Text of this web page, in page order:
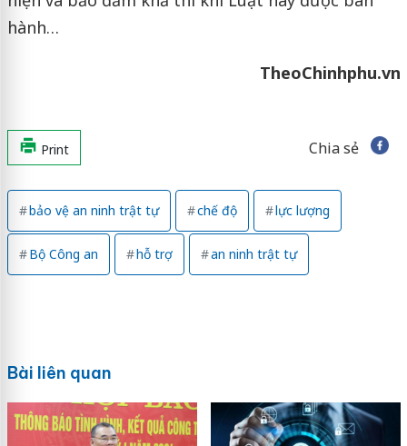
hành…
TheoChinhphu.vn
Print Chia sẻ
bảo vệ an ninh trật tự chế độ lực lượng
Bộ Công an hỗ trợ an ninh trật tự
Bài liên quan